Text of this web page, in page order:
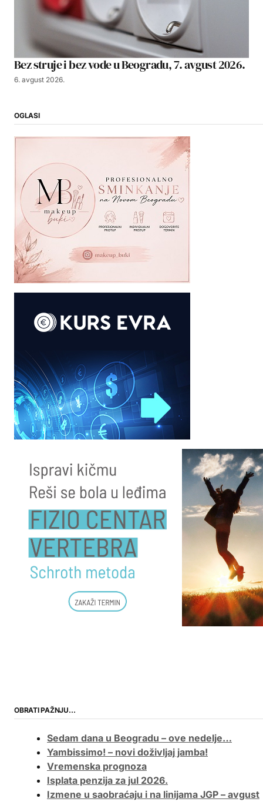
Bez struje i bez vode u Beogradu, 7. avgust 2026.
6. avgust 2026.
OGLASI
OBRATI PAŽNJU…
Sedam dana u Beogradu – ove nedelje…
Yambissimo! – novi doživljaj jamba!
Vremenska prognoza
Isplata penzija za jul 2026.
Izmene u saobraćaju i na linijama JGP – avgust